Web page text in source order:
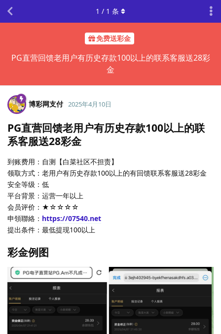
免费送彩金
PG直营回馈老用户有历史存款100以上的联系客服送28彩
金
1 / 1 条
博彩网支付 2025年4月10日
PG直营回馈老用户有历史存款100以上的联
系客服送28彩金
到账费用：自测【白菜社区不担责】
领取方式：老用户有历史存款100以上的有回馈联系客服送28彩金
安全等级：低
平台背景：运营一年以上
会员评价：★☆☆☆☆
申領聯絡： https://07540.net
提出条件：最低提现100以上
彩金例图